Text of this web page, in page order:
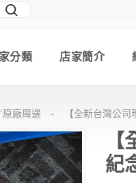
分類 店家簡介
廠周邊 - 【全新台灣公
紀